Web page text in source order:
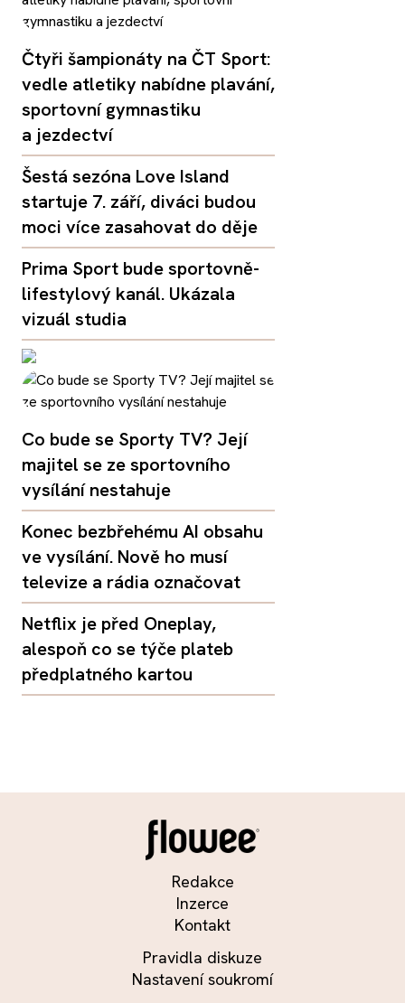
Čtyři šampionáty na ČT Sport:
vedle atletiky nabídne plavání,
sportovní gymnastiku
a jezdectví
Šestá sezóna Love Island
startuje 7. září, diváci budou
moci více zasahovat do děje
Prima Sport bude sportovně-
lifestylový kanál. Ukázala
vizuál studia
Co bude se Sporty TV? Její
majitel se ze sportovního
vysílání nestahuje
Konec bezbřehému AI obsahu
ve vysílání. Nově ho musí
televize a rádia označovat
Netflix je před Oneplay,
alespoň co se týče plateb
předplatného kartou
Redakce
Inzerce
Kontakt
Pravidla diskuze
Nastavení soukromí